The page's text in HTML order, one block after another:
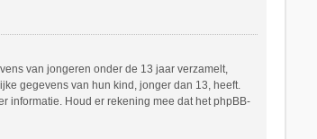
van jongeren onder de 13 jaar verzamelt,
gegevens van hun kind, jonger dan 13, heeft.
informatie. Houd er rekening mee dat het phpBB-